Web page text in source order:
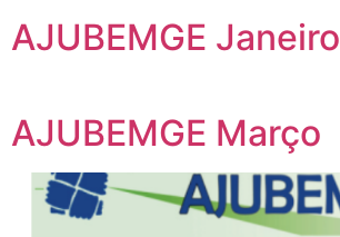
AJUBEMGE Janeiro
AJUBEMGE Março